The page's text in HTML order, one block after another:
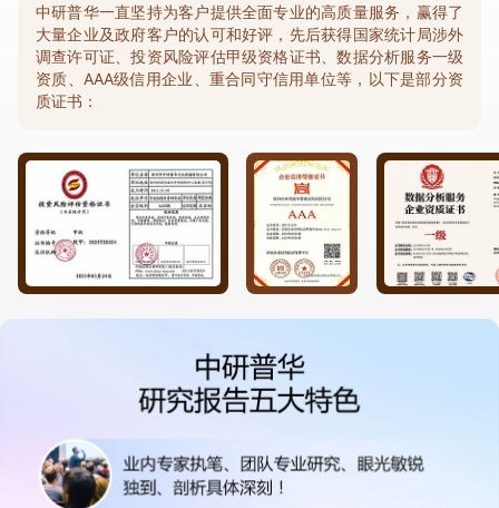
中研普华一直坚持为客户提供全面专业的高质量服务，赢得了
大量企业及政府客户的认可和好评，先后获得国家统计局涉外
调查许可证、投资风险评估甲级资格证书、数据分析服务一级
资质、AAA级信用企业、重合同守信用单位等，以下是部分资
质证书：